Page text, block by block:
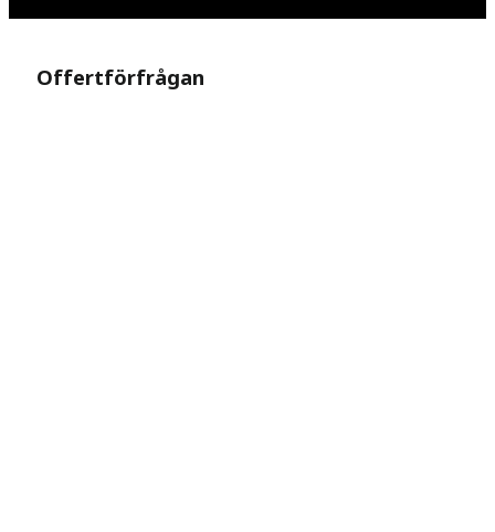
Offertförfrågan